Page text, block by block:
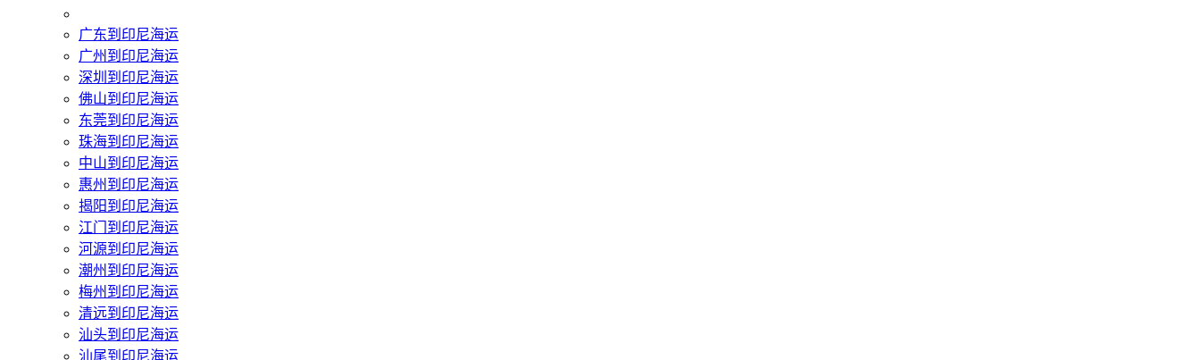
广东到印尼海运
广州到印尼海运
深圳到印尼海运
佛山到印尼海运
东莞到印尼海运
珠海到印尼海运
中山到印尼海运
惠州到印尼海运
揭阳到印尼海运
江门到印尼海运
河源到印尼海运
潮州到印尼海运
梅州到印尼海运
清远到印尼海运
汕头到印尼海运
汕尾到印尼海运